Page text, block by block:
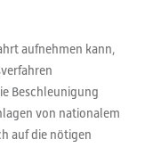
aufnehmen kann,
Beschleunigung
von nationalem
auf die nötigen